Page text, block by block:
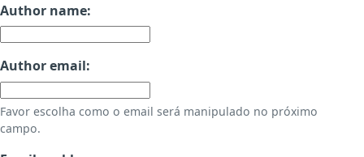
Author name:
Author email:
Favor escolha como o email será manipulado no próximo
campo.